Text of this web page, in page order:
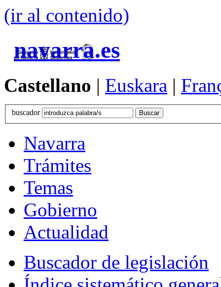
(ir al contenido)
navarra.es
Castellano | Euskara |
buscador
Navarra
Trámites
Temas
Gobierno
Actualidad
Buscador de legislación